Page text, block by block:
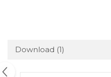
Download (1)